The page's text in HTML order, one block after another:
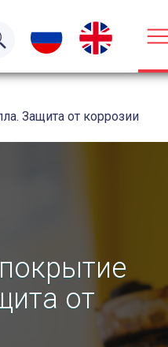
Защита от коррозии
от